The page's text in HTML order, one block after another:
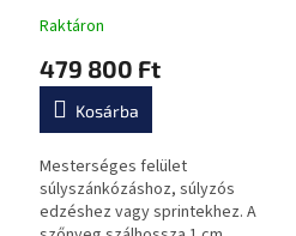
csúszásmentes alsó rész,
Raktáron
479 800 Ft
Kosárba
Mesterséges felület
súlyszánkózáshoz, súlyzós
edzéshez vagy sprintekhez. A